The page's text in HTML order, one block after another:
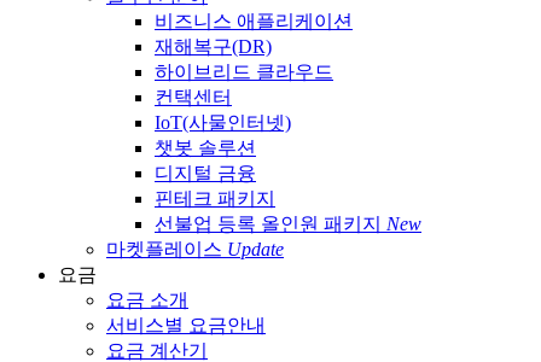
비즈니스 애플리케이션
재해복구(DR)
하이브리드 클라우드
컨택센터
IoT(사물인터넷)
챗봇 솔루션
디지털 금융
핀테크 패키지
선불업 등록 올인원 패키지 New
마켓플레이스 Update
요금
요금 소개
서비스별 요금안내
요금 계산기